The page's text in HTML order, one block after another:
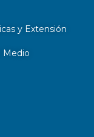
y Extensión
Medio